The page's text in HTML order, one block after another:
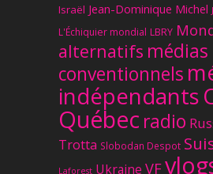
Israël Jean-Dominique Michel
L'Échiquier mondial LBRY
alternatifs médias
conventionnels
indépendants
Québec radio
Trotta Slobodan Despot
Laforest Ukraine VF